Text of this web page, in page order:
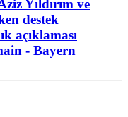
Yıldırım ve
destek
açıklaması
- Bayern